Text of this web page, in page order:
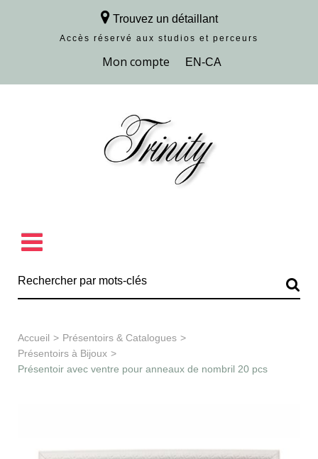
Trouvez un détaillant
Accès réservé aux studios et perceurs
Découvrir la collection
Besoin d’aide ?
Accueil > Présentoirs & Catalogues >
Présentoirs à Bijoux >
Présentoir avec ventre pour anneaux de nombril 20 pcs